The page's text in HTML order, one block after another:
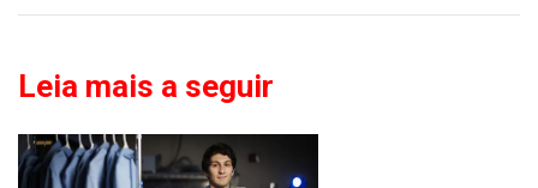
Leia mais a seguir